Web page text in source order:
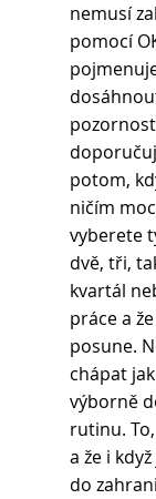
nemusí
pomocí
potom,
ničím
vyberete
dvě, tři,
kvartál
práce a
posune.
chápat
výborně
rutinu.
a že i
do